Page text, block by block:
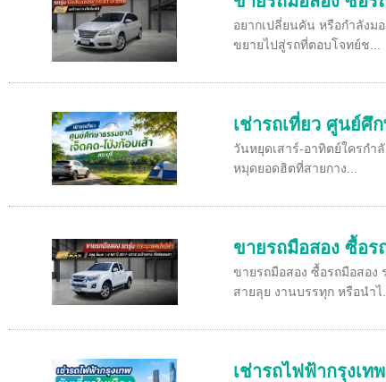
อยากเปลี่ยนคัน หรือกำลังม
ขยายไปสู่รถที่ตอบโจทย์ช...
เช่ารถเที่ยว ศูนย์ศึ
วันหยุดเสาร์-อาทิตย์ใครกำ
หมุดยอดฮิตที่สายกาง...
ขายรถมือสอง ซื้อร
ขายรถมือสอง ซื้อรถมือสอง
สายลุย งานบรรทุก หรือนำไ
เช่ารถไฟฟ้ากรุงเ